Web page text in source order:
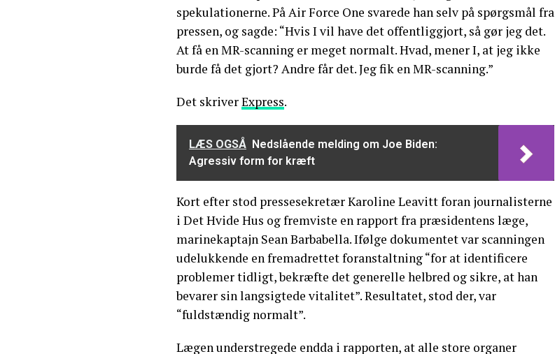
spekulationerne. På Air Force One svarede han selv på spørgsmål fra
pressen, og sagde: “Hvis I vil have det offentliggjort, så gør jeg det.
At få en MR-scanning er meget normalt. Hvad, mener I, at jeg ikke
burde få det gjort? Andre får det. Jeg fik en MR-scanning.”
Det skriverExpress.
LÆS OGSÅ Nedslående melding om Joe Biden:
Agressiv form for kræft
Kort efter stod pressesekretær Karoline Leavitt foran journalisterne
i Det Hvide Hus og fremviste en rapport fra præsidentens læge,
marinekaptajn Sean Barbabella. Ifølge dokumentet var scanningen
udelukkende en fremadrettet foranstaltning “for at identificere
problemer tidligt, bekræfte det generelle helbred og sikre, at han
bevarer sin langsigtede vitalitet”. Resultatet, stod der, var
“fuldstændig normalt”.
Lægen understregede endda i rapporten, at alle store organer